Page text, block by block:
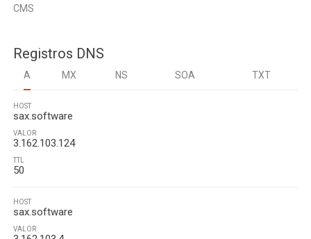
CMS
Registros DNS
A MX NS SOA TXT
HOST
sax.software
VALOR
3.162.103.124
TTL
50
HOST
sax.software
VALOR